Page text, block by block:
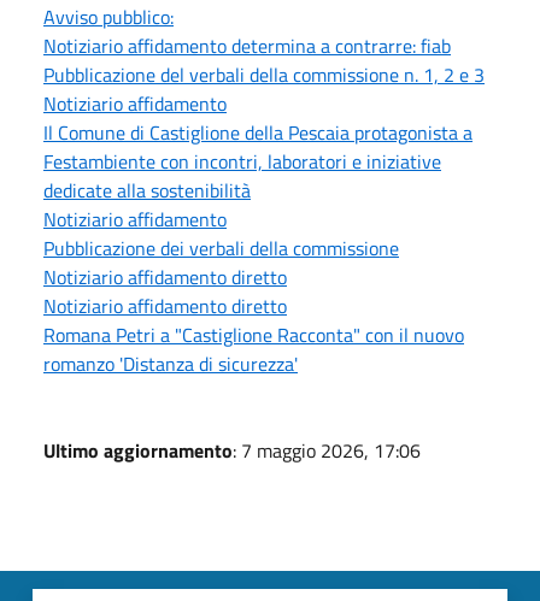
Avviso pubblico:
Notiziario affidamento determina a contrarre: fiab
Pubblicazione del verbali della commissione n. 1, 2 e 3
Notiziario affidamento
Il Comune di Castiglione della Pescaia protagonista a
Festambiente con incontri, laboratori e iniziative
dedicate alla sostenibilità
Notiziario affidamento
Pubblicazione dei verbali della commissione
Notiziario affidamento diretto
Notiziario affidamento diretto
Romana Petri a "Castiglione Racconta" con il nuovo
romanzo 'Distanza di sicurezza'
Ultimo aggiornamento: 7 maggio 2026, 17:06